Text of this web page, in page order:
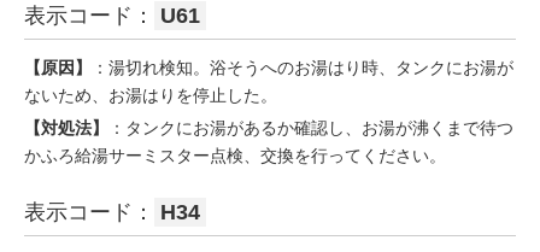
表示コード： U61
【原因】
：湯切れ検知。浴そうへのお湯はり時、タンクにお湯が
ないため、お湯はりを停止した。
【対処法】
：タンクにお湯があるか確認し、お湯が沸くまで待つ
かふろ給湯サーミスター点検、交換を行ってください。
表示コード： H34